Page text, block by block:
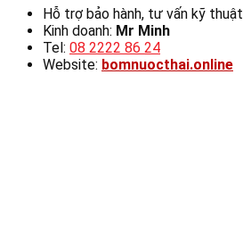
Hỗ trợ bảo hành, tư vấn kỹ thuật
Kinh doanh: Mr Minh
Tel: 08 2222 86 24
Website: bomnuocthai.online